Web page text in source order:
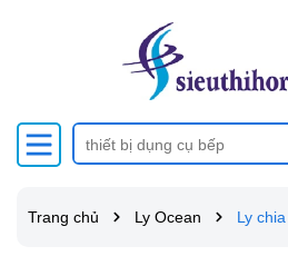
Trang chủ Ly Ocean Ly